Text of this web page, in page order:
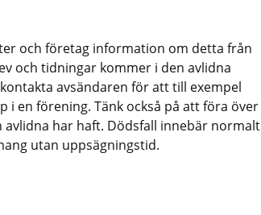
och företag information om detta från
och tidningar kommer i den avlidna
avsändaren för att till exempel
en förening. Tänk också på att föra över
har haft. Dödsfall innebär normalt
utan uppsägningstid.